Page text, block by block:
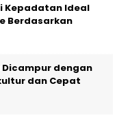
Kepadatan Ideal
Berdasarkan
Dicampur dengan
dan Cepat